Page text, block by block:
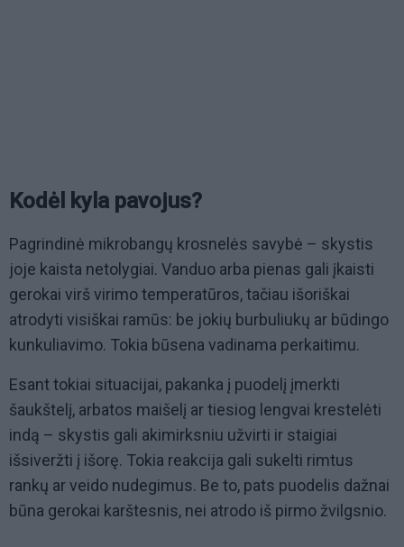
Kodėl kyla pavojus?
Pagrindinė mikrobangų krosnelės savybė – skystis
joje kaista netolygiai. Vanduo arba pienas gali įkaisti
gerokai virš virimo temperatūros, tačiau išoriškai
atrodyti visiškai ramūs: be jokių burbuliukų ar būdingo
kunkuliavimo. Tokia būsena vadinama perkaitimu.
Esant tokiai situacijai, pakanka į puodelį įmerkti
šaukštelį, arbatos maišelį ar tiesiog lengvai krestelėti
indą – skystis gali akimirksniu užvirti ir staigiai
išsiveržti į išorę. Tokia reakcija gali sukelti rimtus
rankų ar veido nudegimus. Be to, pats puodelis dažnai
būna gerokai karštesnis, nei atrodo iš pirmo žvilgsnio.